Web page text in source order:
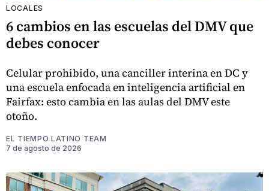
LOCALES
6 cambios en las escuelas del DMV que
debes conocer
Celular prohibido, una canciller interina en DC y
una escuela enfocada en inteligencia artificial en
Fairfax: esto cambia en las aulas del DMV este
otoño.
EL TIEMPO LATINO TEAM
7 de agosto de 2026